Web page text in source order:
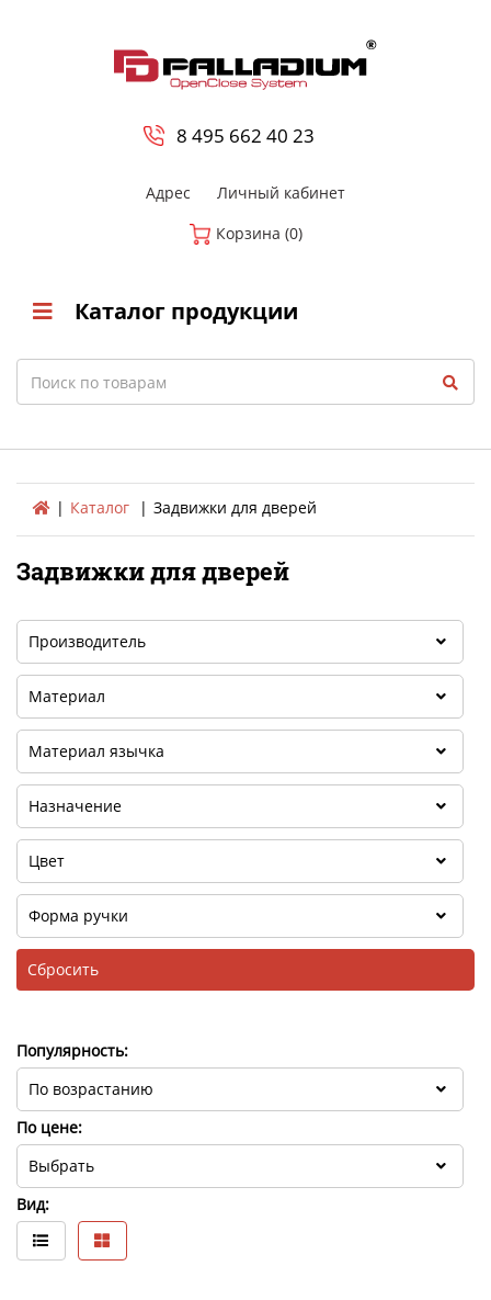
8 495 662 40 23
Адрес
Личный кабинет
Корзина (0)
Каталог продукции
Search
Каталог Задвижки для дверей
Задвижки для дверей
Популярность:
По цене:
Вид: